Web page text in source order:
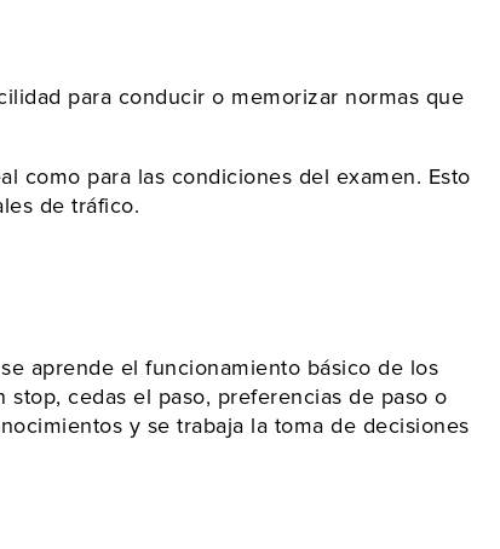
para conducir o memorizar normas que
como para las condiciones del examen. Esto
de tráfico.
aprende el funcionamiento básico de los
cedas el paso, preferencias de paso o
y se trabaja la toma de decisiones